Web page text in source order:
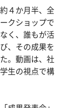
４か月半、全
クショップで
く、誰もが活
、その成果を
。動画は、社
生の視点で構